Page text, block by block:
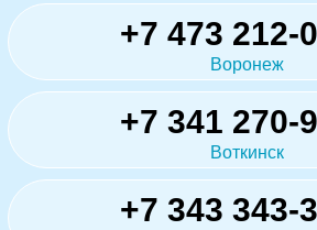
+7 473 212-
Воронеж
+7 341 270-
Воткинск
+7 343 343-